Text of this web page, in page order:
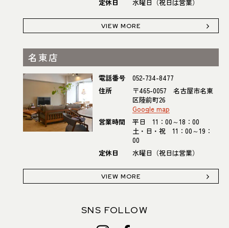
定休日
水曜日（祝日は営業）
VIEW MORE
名東店
電話番号
052-734-8477
住所
〒465-0057 名古屋市名東
区陸前町26
Google map
営業時間
平日 11：00～18：00
土・日・祝 11：00～19：
00
定休日
水曜日（祝日は営業）
VIEW MORE
SNS FOLLOW